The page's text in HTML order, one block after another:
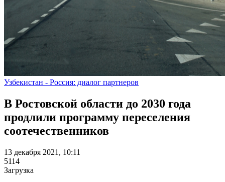
Узбекистан - Россия: диалог партнеров
В Ростовской области до 2030 года
продлили программу переселения
соотечественников
13 декабря 2021, 10:11
5114
Загрузка